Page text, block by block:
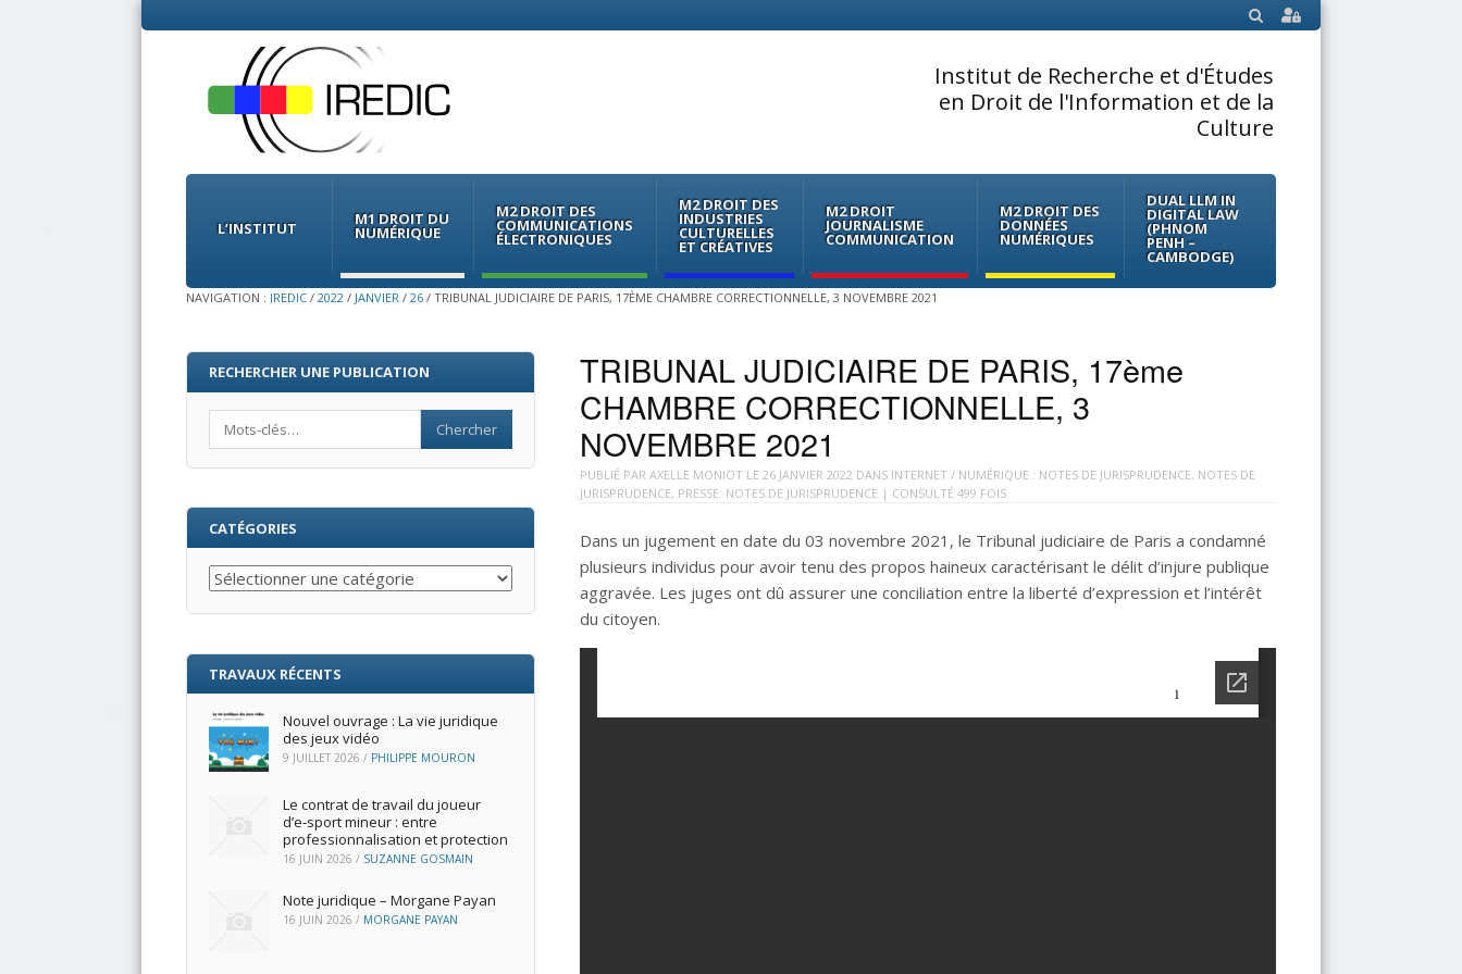
SEARCH
Institut de Recherche et d'Études
en Droit de l'Information et de la
Culture
Menu
Skip
contentL’INSTITUT M1 DROIT DU
NUMÉRIQUE
M2 DROIT DES
COMMUNICATIONS
ÉLECTRONIQUES
M2 DROIT DES
INDUSTRIES
CULTURELLES
ET CRÉATIVES
M2 DROIT
JOURNALISME
COMMUNICATION
M2 DROIT DES
DONNÉES
NUMÉRIQUES
DUAL LLM IN
DIGITAL LAW
(PHNOM
PENH –
CAMBODGE)
NAVIGATION : IREDIC / 2022 / JANVIER / 26 / TRIBUNAL JUDICIAIRE DE PARIS, 17ÈME CHAMBRE CORRECTIONNELLE, 3 NOVEMBRE 2021
TRIBUNAL JUDICIAIRE DE PARIS, 17ème
CHAMBRE CORRECTIONNELLE, 3
NOVEMBRE 2021
PUBLIÉ PAR AXELLE MONIOT LE 26 JANVIER 2022 DANS INTERNET / NUMÉRIQUE : NOTES DE JURISPRUDENCE, NOTES DE
JURISPRUDENCE, PRESSE: NOTES DE JURISPRUDENCE | CONSULTÉ 499 FOIS
Dans un jugement en date du 03 novembre 2021, le Tribunal judiciaire de Paris a condamné
plusieurs individus pour avoir tenu des propos haineux caractérisant le délit d’injure publique
aggravée. Les juges ont dû assurer une conciliation entre la liberté d’expression et l’intérêt
du citoyen.
RECHERCHER UNE PUBLICATION
CATÉGORIES
Catégories
TRAVAUX RÉCENTS
Nouvel ouvrage : La vie juridique
des jeux vidéo
9 JUILLET 2026 / PHILIPPE MOURON
Le contrat de travail du joueur
d’e‑sport mineur : entre
professionnalisation et protection
16 JUIN 2026 / SUZANNE GOSMAIN
Note juridique – Morgane Payan
16 JUIN 2026 / MORGANE PAYAN